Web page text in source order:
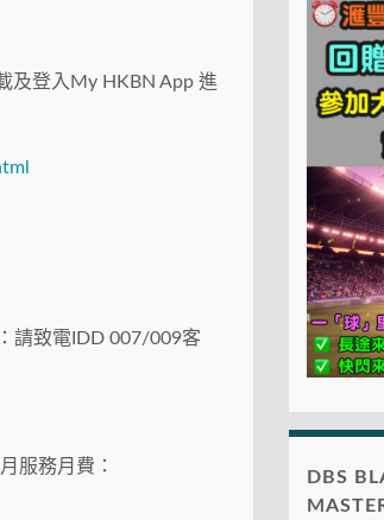
及登入My HKBN App 進
請致電IDD 007/009客
服務月費：
DBS